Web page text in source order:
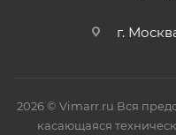
г.
2026 © Vimarr.ru Вся
касающаяся